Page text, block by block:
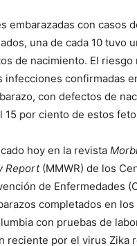
embarazadas con casos
una de cada 10 tuvo
de nacimiento. El riesgo
infecciones confirmadas
con defectos de
15 por ciento de estos
hoy en la revista
Report(MMWR) de los
de Enfermedades
completados en
con pruebas de
reciente por el virus Zika